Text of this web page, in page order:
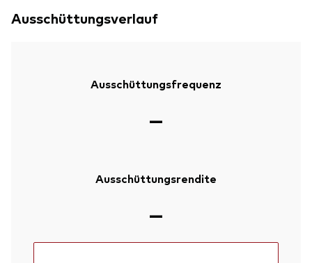
Ausschüttungsverlauf
Ausschüttungsfrequenz
—
Ausschüttungsrendite
—